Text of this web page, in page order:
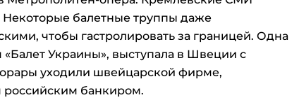
балетные труппы даже
чтобы гастролировать за границей. Одна
«Балет Украины», выступала в Швеции с
уходили швейцарской фирме,
банкиром.